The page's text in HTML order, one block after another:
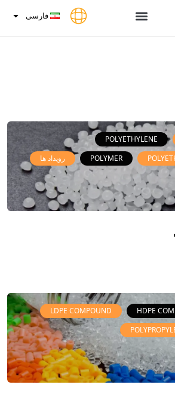
فارسی
POLYETHYLENE
POLYMER
رویداد ها
HDPE
LDPE COMPOUND